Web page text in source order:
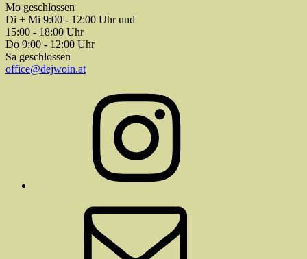
Mo geschlossen
Di + Mi 9:00 - 12:00 Uhr und
15:00 - 18:00 Uhr
Do 9:00 - 12:00 Uhr
Sa geschlossen
office@dejwoin.at